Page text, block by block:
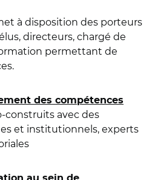
à disposition des porteurs
directeurs, chargé de
permettant de
des compétences
construits avec des
et institutionnels, experts
au sein de